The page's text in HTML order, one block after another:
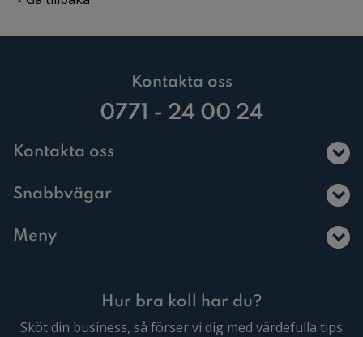
Kontakta oss
0771 - 24 00 24
Kontakta oss
Snabbvägar
Meny
Hur bra koll har du?
Sköt din business, så förser vi dig med värdefulla tips